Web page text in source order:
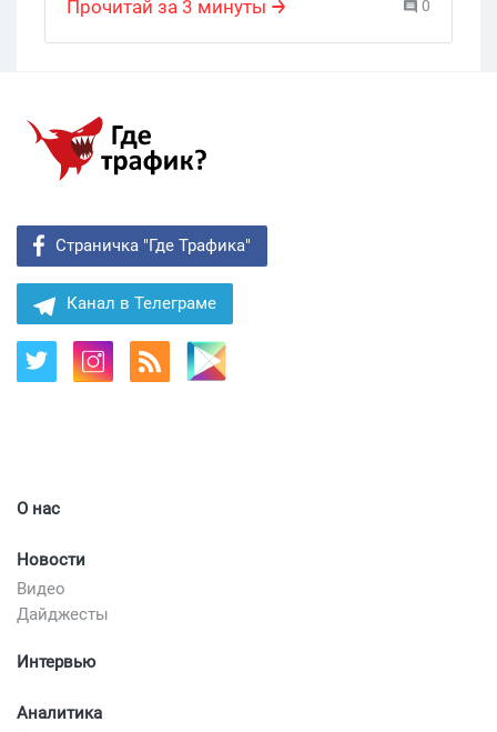
статистика Facebook,Shareablee
Прочитай за 3 минуты 0
Страничка "Где Трафика"
Канал в Телеграме
О нас
Новости
Видео
Дайджесты
Интервью
Аналитика